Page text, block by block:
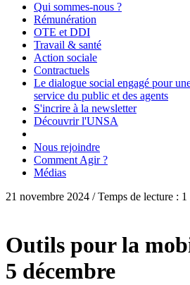
Qui sommes-nous ?
Rémunération
OTE et DDI
Travail & santé
Action sociale
Contractuels
Le dialogue social engagé pour
service du public et des agents
S'incrire à la newsletter
Découvrir l'UNSA
Nous rejoindre
Comment Agir ?
Médias
21 novembre 2024 / Temps de lecture :
Outils pour la
5 décembre